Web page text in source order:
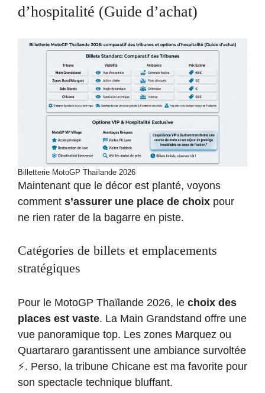
d’hospitalité (Guide d’achat)
Billetterie MotoGP Thaïlande 2026
Maintenant que le décor est planté, voyons
comment s’assurer une place de choix pour
ne rien rater de la bagarre en piste.
Catégories de billets et emplacements
stratégiques
Pour le MotoGP Thaïlande 2026, le choix des
places est vaste. La Main Grandstand offre une
vue panoramique top. Les zones Marquez ou
Quartararo garantissent une ambiance survoltée
⚡. Perso, la tribune Chicane est ma favorite pour
son spectacle technique bluffant.